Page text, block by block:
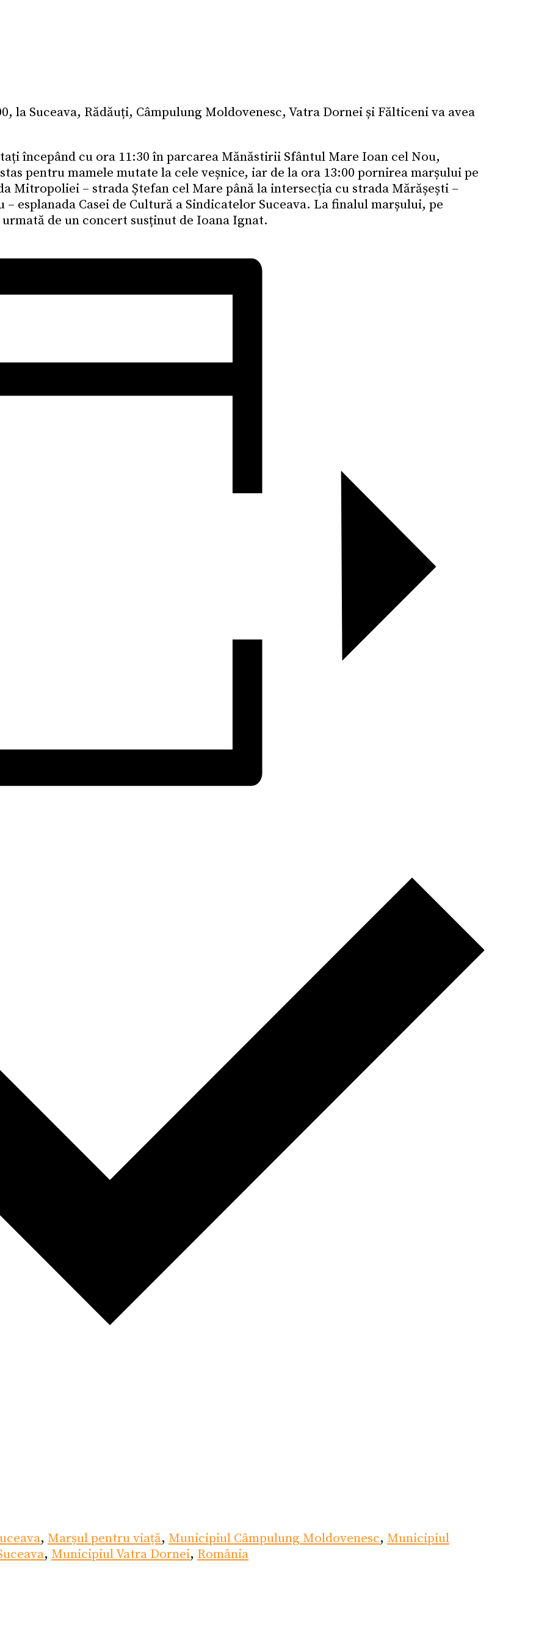
la Suceava, Rădăuți, Câmpulung Moldovenesc, Vatra Dornei și Fălticeni va avea
începând cu ora 11:30 în parcarea Mănăstirii Sfântul Mare Ioan cel Nou,
pentru mamele mutate la cele veșnice, iar de la ora 13:00 pornirea marșului pe
Mitropoliei – strada Ștefan cel Mare până la intersecția cu strada Mărășești –
esplanada Casei de Cultură a Sindicatelor Suceava. La finalul marșului, pe
de un concert susținut de Ioana Ignat.
, Marșul pentru viață, Municipiul Câmpulung Moldovenesc, Municipiul
, Municipiul Vatra Dornei, România